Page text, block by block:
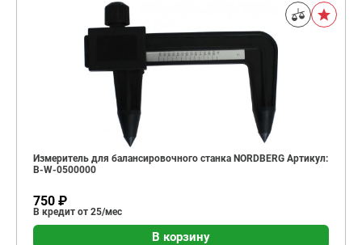
Измеритель для балансировочного станка NORDBERG Артикул:
B-W-0500000
750 ₽
В кредит от 25/мес
В корзину